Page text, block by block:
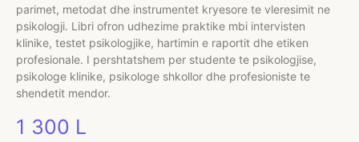
parimet, metodat dhe instrumentet kryesore te vleresimit ne
psikologji. Libri ofron udhezime praktike mbi intervisten
klinike, testet psikologjike, hartimin e raportit dhe etiken
profesionale. I pershtatshem per studente te psikologjise,
psikologe klinike, psikologe shkollor dhe profesioniste te
shendetit mendor.
1 300 L